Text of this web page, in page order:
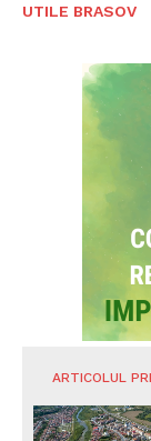
UTILE BRASOV
ARTICOLUL